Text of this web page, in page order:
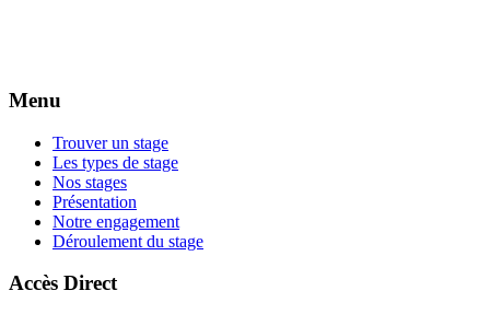
Menu
Trouver un stage
Les types de stage
Nos stages
Présentation
Notre engagement
Déroulement du stage
Accès Direct